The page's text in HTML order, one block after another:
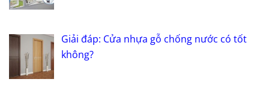
Giải đáp: Cửa nhựa gỗ chống nước có tốt
không?